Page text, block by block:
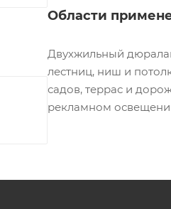
Области
Двухжильный
лестниц, ниш и
садов, террас и
рекламном